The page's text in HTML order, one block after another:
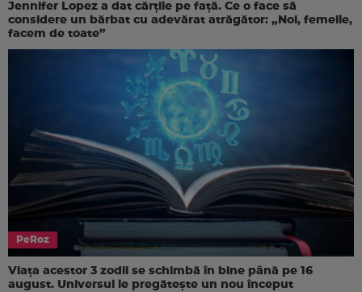
Jennifer Lopez a dat cărțile pe față. Ce o face să
considere un bărbat cu adevărat atrăgător: „Noi, femeile,
facem de toate”
PeRoz
Viața acestor 3 zodii se schimbă în bine până pe 16
august. Universul le pregătește un nou început